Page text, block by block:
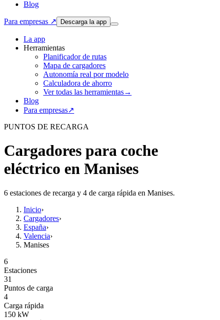
Blog
Para empresas ↗ Descarga la app
La app
Herramientas
Planificador de rutas
Mapa de cargadores
Autonomía real por modelo
Calculadora de ahorro
Ver todas las herramientas→
Blog
Para empresas↗
PUNTOS DE RECARGA
Cargadores para coche
eléctrico en Manises
6 estaciones de recarga y 4 de carga rápida en Manises.
Inicio›
Cargadores›
España›
Valencia›
Manises
6
Estaciones
31
Puntos de carga
4
Carga rápida
150 kW